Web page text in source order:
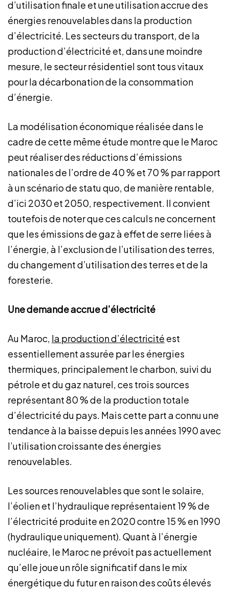
d’utilisation finale et une utilisation accrue des
énergies renouvelables dans la production
d’électricité. Les secteurs du transport, de la
production d’électricité et, dans une moindre
mesure, le secteur résidentiel sont tous vitaux
pour la décarbonation de la consommation
d’énergie.
La modélisation économique réalisée dans le
cadre de cette même étude montre que le Maroc
peut réaliser des réductions d’émissions
nationales de l’ordre de 40 % et 70 % par rapport
à un scénario de statu quo, de manière rentable,
d’ici 2030 et 2050, respectivement. Il convient
toutefois de noter que ces calculs ne concernent
que les émissions de gaz à effet de serre liées à
l’énergie, à l’exclusion de l’utilisation des terres,
du changement d’utilisation des terres et de la
foresterie.
Une demande accrue d’électricité
Au Maroc, la production d’électricité est
essentiellement assurée par les énergies
thermiques, principalement le charbon, suivi du
pétrole et du gaz naturel, ces trois sources
représentant 80 % de la production totale
d’électricité du pays. Mais cette part a connu une
tendance à la baisse depuis les années 1990 avec
l’utilisation croissante des énergies
renouvelables.
Les sources renouvelables que sont le solaire,
l’éolien et l’hydraulique représentaient 19 % de
l’électricité produite en 2020 contre 15 % en 1990
(hydraulique uniquement). Quant à l’énergie
nucléaire, le Maroc ne prévoit pas actuellement
qu’elle joue un rôle significatif dans le mix
énergétique du futur en raison des coûts élevés